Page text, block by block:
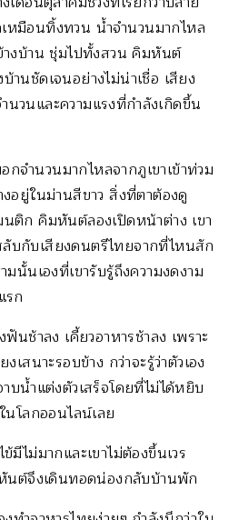
มือนทิ้งทวน น้ำจำนวนมากไหล
งบ้าน ชุ่มไปทั้งสวน คิมหันต์
านชัดเจนอย่างไม่น่าเชื่อ เสียง
นวนและความแรงที่กำลังเกิดขึ้น
จำนวนมากไหลจากภูเขาเข้าท่วม
อยู่ในม่านสีขาว สิ่งที่ตาต้องดู
ติก คิมหันต์ลองเปิดหน้าต่าง เขา
บกับเสียงดนตรีไทยจากที่ไหนสัก
นั้นเองที่เขารับรู้ถึงความงดงาม
รก
นช้าลง เคี้ยวอาหารช้าลง เพราะ
เสนาะรอบข้าง กว่าจะรู้ว่าตัวเอง
บน้ำแต่งตัวเสร็จโดยที่ไม่ได้หยิบ
นโลกออนไลน์เลย
ไม่มากและเขาไม่ต้องขึ้นเวร
นต์จึงเดินทอดน่องกลับบ้านพัก